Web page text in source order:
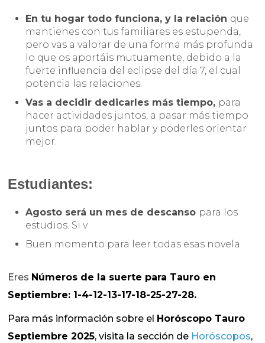
En tu hogar todo funciona, y la relación que
mantienes con tus familiares es estupenda,
pero vas a valorar de una forma más profunda
lo que os aportáis mutuamente, debido a la
fuerte influencia del eclipse del día 7, el cual
potencia las relaciones.
Vas a decidir dedicarles más tiempo, para
hacer actividades juntos, a pasar más tiempo
juntos para poder hablar y poderles orientar
mejor.
Estudiantes:
Agosto será un mes de descanso para los
estudios. Si v
Buen momento para leer todas esas novela
Eres Números de la suerte para Tauro en
Septiembre: 1-4-12-13-17-18-25-27-28.
Para más información sobre el Horóscopo Tauro
Septiembre 2025, visita la sección de Horóscopos,